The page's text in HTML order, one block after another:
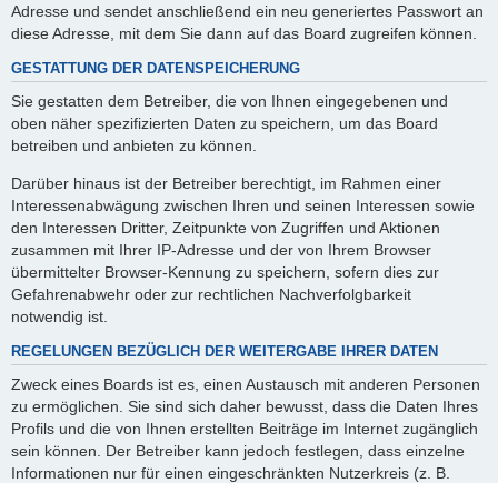
Adresse und sendet anschließend ein neu generiertes Passwort an
diese Adresse, mit dem Sie dann auf das Board zugreifen können.
GESTATTUNG DER DATENSPEICHERUNG
Sie gestatten dem Betreiber, die von Ihnen eingegebenen und
oben näher spezifizierten Daten zu speichern, um das Board
betreiben und anbieten zu können.
Darüber hinaus ist der Betreiber berechtigt, im Rahmen einer
Interessenabwägung zwischen Ihren und seinen Interessen sowie
den Interessen Dritter, Zeitpunkte von Zugriffen und Aktionen
zusammen mit Ihrer IP-Adresse und der von Ihrem Browser
übermittelter Browser-Kennung zu speichern, sofern dies zur
Gefahrenabwehr oder zur rechtlichen Nachverfolgbarkeit
notwendig ist.
REGELUNGEN BEZÜGLICH DER WEITERGABE IHRER DATEN
Zweck eines Boards ist es, einen Austausch mit anderen Personen
zu ermöglichen. Sie sind sich daher bewusst, dass die Daten Ihres
Profils und die von Ihnen erstellten Beiträge im Internet zugänglich
sein können. Der Betreiber kann jedoch festlegen, dass einzelne
Informationen nur für einen eingeschränkten Nutzerkreis (z. B.